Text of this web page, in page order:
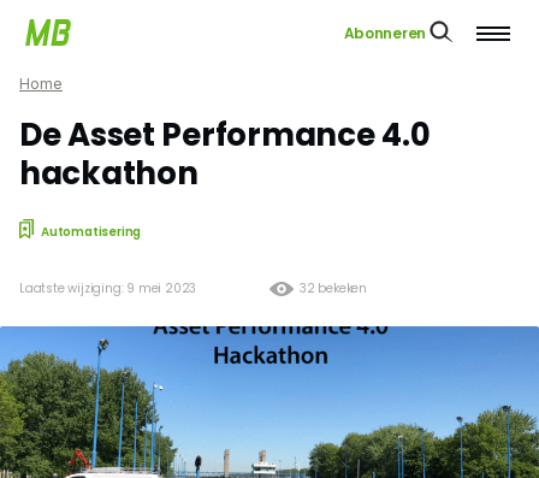
Abonneren
Home
De Asset Performance 4.0
hackathon
Automatisering
32 bekeken
Laatste wijziging: 9 mei 2023